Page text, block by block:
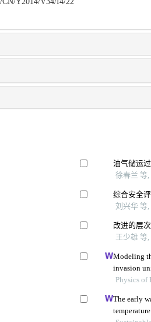
油气储运
徐春兰 等
综合安全
刘兴华 等,
改进的层
王少雄 等
Modeling
invasion
Physics of
The early